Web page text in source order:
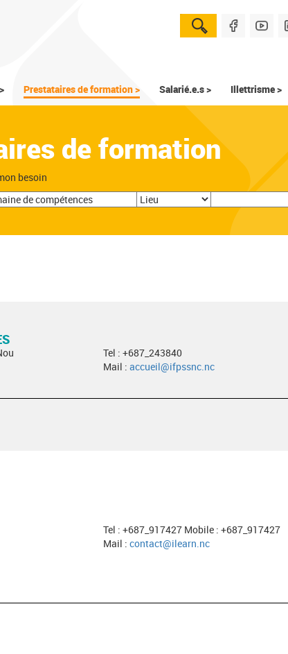
Prestataires de formation > Salarié.e.s > Illettrisme >
de formation
besoin
Tel : +687_243840
Mail : accueil@ifpssnc.nc
Tel : +687_917427 Mobile : +687_917427
Mail : contact@ilearn.nc